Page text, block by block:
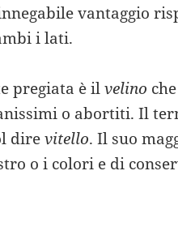
vantaggio
i lati.
pregiata è ilvelino
o abortiti. Il
direvitello. Il suo
o i colori e di